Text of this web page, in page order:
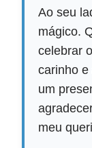
Ao seu
mágico.
celebrar
carinho
um
meu